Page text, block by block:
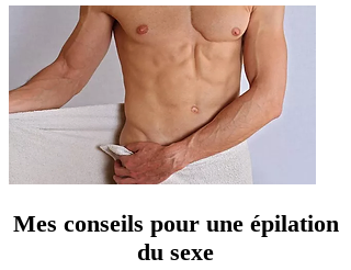
Mes conseils pour une épilation
du sexe